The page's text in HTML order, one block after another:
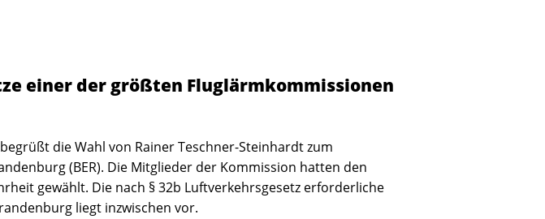
einer der größten Fluglärmkommissionen
die Wahl von Rainer Teschner-Steinhardt zum
(BER). Die Mitglieder der Kommission hatten den
gewählt. Die nach § 32b Luftverkehrsgesetz erforderliche
liegt inzwischen vor.